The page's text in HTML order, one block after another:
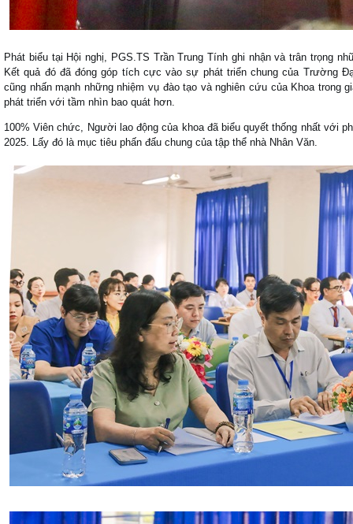
Phát biểu tại Hội nghị, PGS.TS Trần Trung Tính ghi nhận và trân trọng
Kết quả đó đã đóng góp tích cực vào sự phát triển chung của Trường
cũng nhấn mạnh những nhiệm vụ đào tạo và nghiên cứu của Khoa trong
phát triển với tầm nhìn bao quát hơn.
100% Viên chức, Người lao động của khoa đã biểu quyết thống nhất với
2025. Lấy đó là mục tiêu phấn đấu chung của tập thể nhà Nhân Văn.